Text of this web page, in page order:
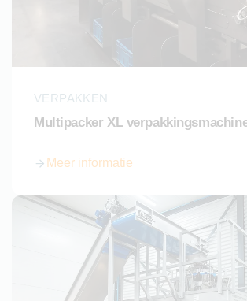
VERPAKKEN
Multipacker XL
Meer informatie
over Multipacker XL